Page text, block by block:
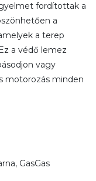
fordítottak a
a
a terep
a védő lemez
vagy
motorozás minden
GasGas